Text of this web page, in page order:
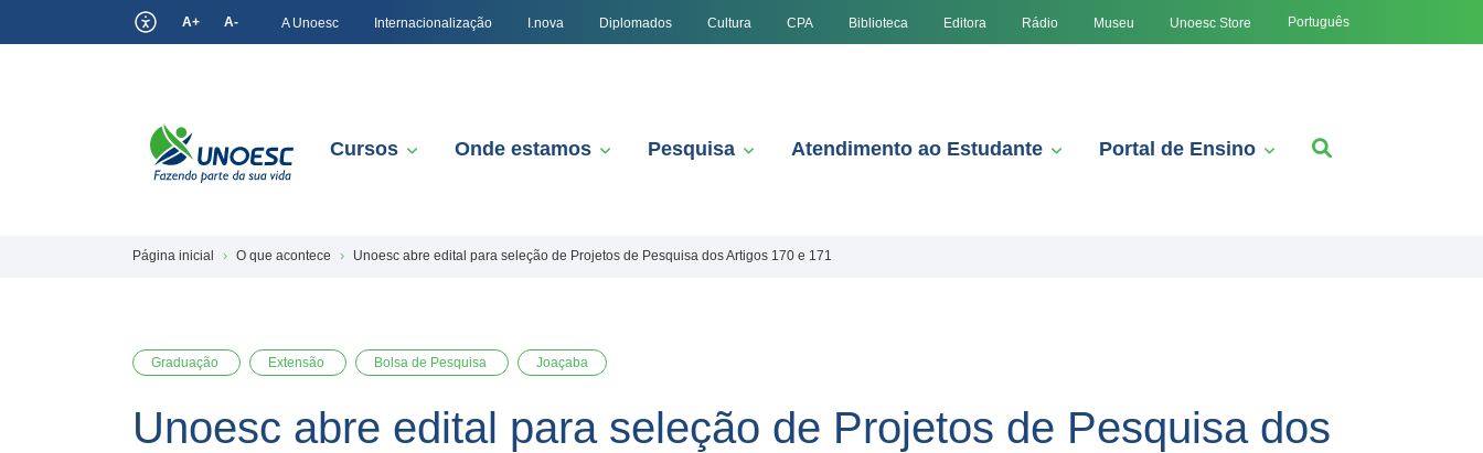
A+ A- A Unoesc Internacionalização I.nova Diplomados Cultura CPA Biblioteca Editora Rádio Museu Unoesc Store Português
Cursos Onde estamos Pesquisa Atendimento ao Estudante Portal de Ensino
Página inicial O que acontece Unoesc abre edital para seleção de Projetos de Pesquisa dos Artigos 170 e 171
Graduação Extensão Bolsa de Pesquisa Joaçaba
Unoesc abre edital para seleção de Projetos de Pesquisa dos